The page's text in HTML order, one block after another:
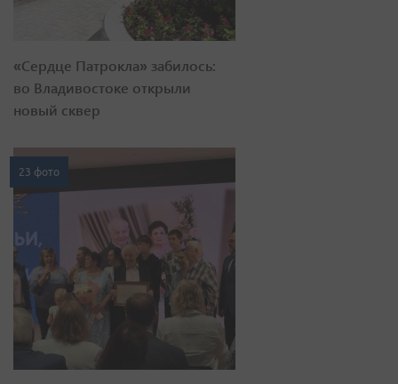
«Сердце Патрокла» забилось:
во Владивостоке открыли
новый сквер
23 фото